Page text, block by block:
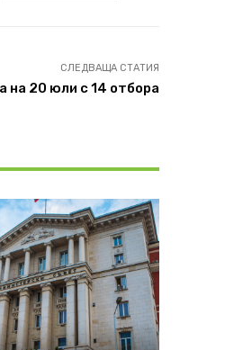
СЛЕДВАЩА СТАТИЯ
на 20 юли с 14 отбора